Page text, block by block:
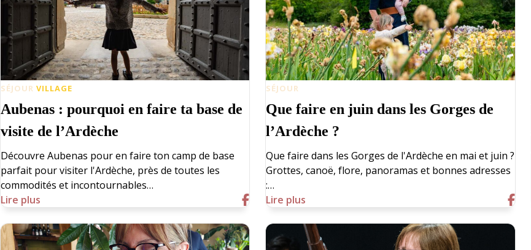
SÉJOUR VILLAGE
Aubenas : pourquoi en faire ta base de
visite de l’Ardèche
Découvre Aubenas pour en faire ton camp de base
parfait pour visiter l'Ardèche, près de toutes les
commodités et incontournables…
Lire plus
SÉJOUR
Que faire en juin dans les Gorges de
l’Ardèche ?
Que faire dans les Gorges de l'Ardèche en mai et juin ?
Grottes, canoë, flore, panoramas et bonnes adresses
:…
Lire plus